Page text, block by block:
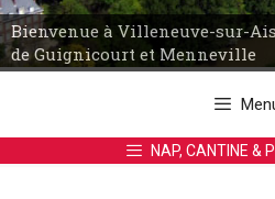
Bienvenue à Villeneuve-sur-
de Guignicourt et Menneville
Bienvenue à Villeneuve-sur-
de Guignicourt et Menneville
NAP, CANTINE &